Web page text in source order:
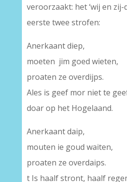
veroorzaakt: het ‘wij en zij-
eerste twee strofen:
Anerkaant diep,
moeten jim goed wieten,
proaten ze overdijps.
Ales is geef mor niet te
doar op het Hogelaand.
Anerkaant daip,
mouten ie goud waiten,
proaten ze overdaips.
t Is haalf stront, haalf